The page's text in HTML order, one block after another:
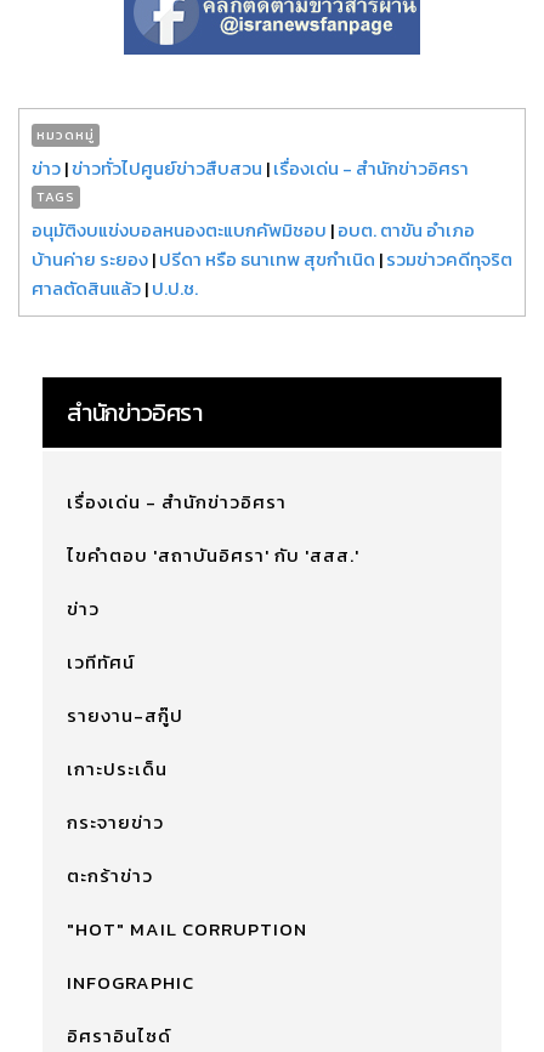
หมวดหมู่
ข่าว|ข่าวทั่วไปศูนย์ข่าวสืบสวน |เรื่องเด่น - สำนักข่าวอิศรา
TAGS
อนุมัติงบแข่งบอลหนองตะแบกคัพมิชอบ |อบต. ตาขัน อำเภอ
บ้านค่าย ระยอง|ปรีดา หรือ ธนาเทพ สุขกำเนิด |รวมข่าวคดีทุจริต
ศาลตัดสินแล้ว|ป.ป.ช.
สำนักข่าวอิศรา
เรื่องเด่น - สำนักข่าวอิศรา
ไขคำตอบ 'สถาบันอิศรา' กับ 'สสส.'
ข่าว
เวทีทัศน์
รายงาน-สกู๊ป
เกาะประเด็น
กระจายข่าว
ตะกร้าข่าว
"HOT" MAIL CORRUPTION
INFOGRAPHIC
อิศราอินไซด์